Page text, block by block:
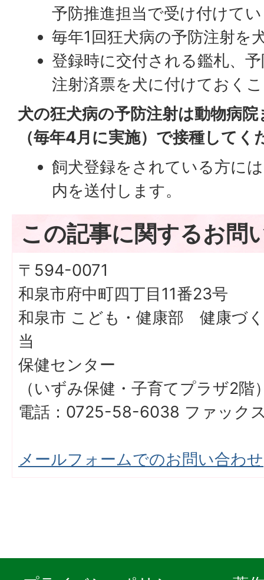
予防推進担当で受け付けて
毎年1回狂犬病の予防注射を
登録時に交付される鑑札、
注射済票を犬に付けておく
犬の狂犬病の予防注射は動物病
（毎年4月に実施）で接種してく
飼犬登録をされている方に
内を送付します。
この記事に関するお問
〒594-0071
和泉市府中町四丁目11番23号
和泉市 こども・健康部 健康づ
当
保健センター
（いずみ保健・子育てプラザ2
電話：0725-58-6038 ファック
メールフォームでのお問い合わせ